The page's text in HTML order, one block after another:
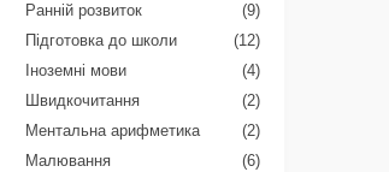
Ранній розвиток
(9)
Підготовка до школи
(12)
Іноземні мови
(4)
Швидкочитання
(2)
Ментальна арифметика
(2)
Малювання
(6)